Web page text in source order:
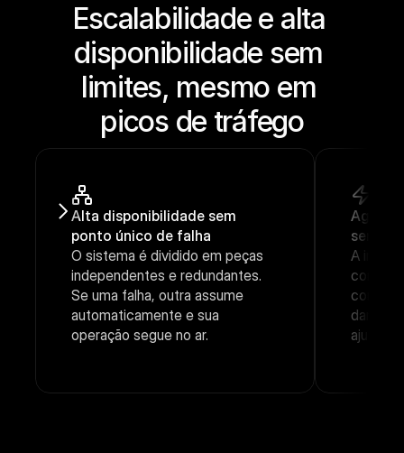
Escalabilidade e alta
disponibilidade sem
limites, mesmo em
picos de tráfego
Alta disponibilidade sem
ponto único de falha
O sistema é dividido em peças
independentes e redundantes.
Se uma falha, outra assume
automaticamente e sua
operação segue no ar.
sem
A
como a
dar
ajuste